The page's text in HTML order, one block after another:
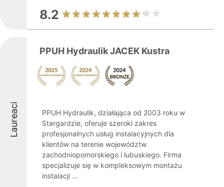
8.2
Laureaci
PPUH Hydraulik JACEK Kustra
PPUH Hydraulik, działająca od 2003 roku w
Stargardzie, oferuje szeroki zakres
profesjonalnych usług instalacyjnych dla
klientów na terenie województw
zachodniopomorskiego i lubuskiego. Firma
specjalizuje się w kompleksowym montażu
instalacji ...